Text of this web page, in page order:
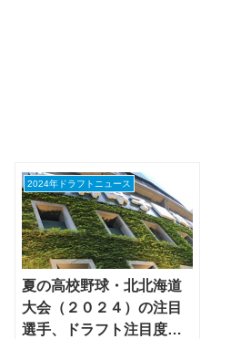
2024年ドラフトニュース
夏の高校野球・北北海道
大会（２０２４）の注目
選手、ドラフト注目度